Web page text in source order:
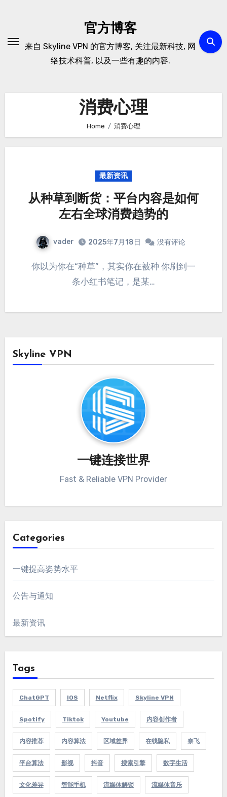
官方博客
来自 Skyline VPN 的官方博客, 关注最新科技, 网
络技术科普, 以及一些有趣的内容.
消费心理
Home 消费心理
最新资讯
从种草到断货：平台内容是如何
左右全球消费趋势的
vader 2025年7月18日 没有评论
你以为你在“种草”，其实你在被种 你刷到一
条小红书笔记，是某…
Skyline VPN
一键连接世界
Fast & Reliable VPN Provider
Categories
一键提高姿势水平
公告与通知
最新资讯
Tags
ChatGPT IOS Netflix Skyline VPN
Spotify Tiktok Youtube 内容创作者
内容推荐 内容算法 区域差异 在线隐私 奈飞
平台算法 影视 抖音 搜索引擎 数字生活
文化差异 智能手机 流媒体解锁 流媒体音乐